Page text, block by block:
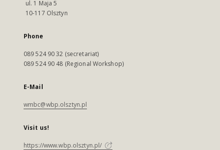
ul. 1 Maja 5
10-117 Olsztyn
Phone
089 524 90 32 (secretariat)
089 524 90 48 (Regional Workshop)
E-Mail
wmbc@wbp.olsztyn.pl
Visit us!
https://www.wbp.olsztyn.pl/